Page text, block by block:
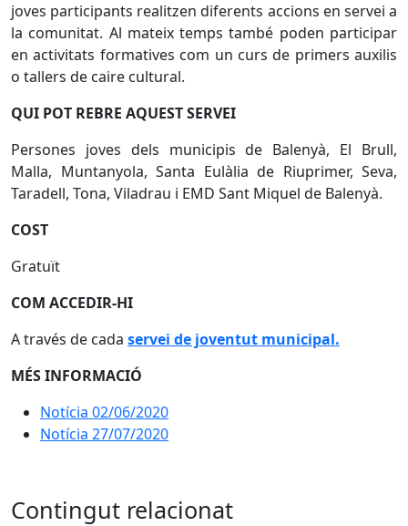
joves participants realitzen diferents accions en servei a
la comunitat. Al mateix temps també poden participar
en activitats formatives com un curs de primers auxilis
o tallers de caire cultural.
QUI POT REBRE AQUEST SERVEI
Persones joves dels municipis de Balenyà, El Brull,
Malla, Muntanyola, Santa Eulàlia de Riuprimer, Seva,
Taradell, Tona, Viladrau i EMD Sant Miquel de Balenyà.
COST
Gratuït
COM ACCEDIR-HI
A través de cada servei de joventut municipal.
MÉS INFORMACIÓ
Notícia 02/06/2020
Notícia 27/07/2020
Contingut relacionat